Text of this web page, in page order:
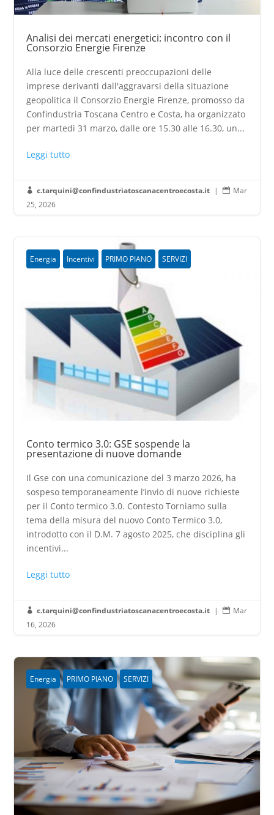
Analisi dei mercati energetici: incontro con il
Consorzio Energie Firenze
Alla luce delle crescenti preoccupazioni delle
imprese derivanti dall'aggravarsi della situazione
geopolitica il Consorzio Energie Firenze, promosso da
Confindustria Toscana Centro e Costa, ha organizzato
per martedì 31 marzo, dalle ore 15.30 alle 16.30, un...
Leggi tutto
 c.tarquini@confindustriatoscanacentroecosta.it |  Mar
25, 2026
Energia Incentivi PRIMO PIANO SERVIZI
Conto termico 3.0: GSE sospende la
presentazione di nuove domande
Il Gse con una comunicazione del 3 marzo 2026, ha
sospeso temporaneamente l’invio di nuove richieste
per il Conto termico 3.0. Contesto Torniamo sulla
tema della misura del nuovo Conto Termico 3.0,
introdotto con il D.M. 7 agosto 2025, che disciplina gli
incentivi...
Leggi tutto
 c.tarquini@confindustriatoscanacentroecosta.it |  Mar
16, 2026
Energia PRIMO PIANO SERVIZI